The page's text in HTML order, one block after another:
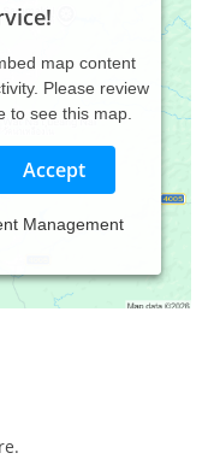
map content
Please review
to see this map.
Accept
Management